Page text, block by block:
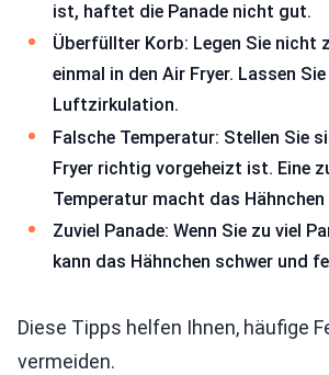
ist, haftet die Panade nicht gut.
Überfüllter Korb: Legen Sie nicht
einmal in den Air Fryer. Lassen
Luftzirkulation.
Falsche Temperatur: Stellen Sie
Fryer richtig vorgeheizt ist. Eine
Temperatur macht das
Zuviel Panade: Wenn Sie zu viel
kann das Hähnchen schwer und
Diese Tipps helfen Ihnen, häufige
vermeiden.